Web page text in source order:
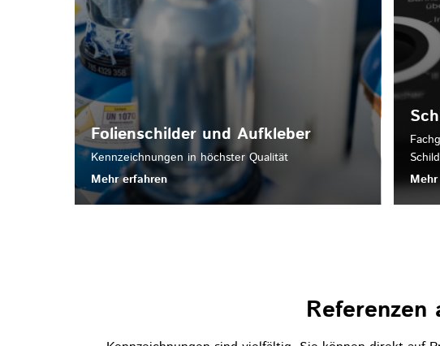
Folienschilder und Aufkleber
Kennzeichnungen in höchster Qualität
Mehr erfahren
Referenzen